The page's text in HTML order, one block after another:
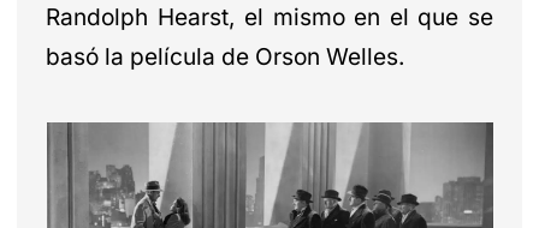
Randolph Hearst, el mismo en el que se
basó la película de Orson Welles.